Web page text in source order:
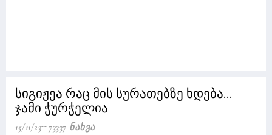
სიგიჟეა რაც მის სურათებზე ხდება...
ჯამი ჭურჭელია
15/11/23 73337 Ნახვა